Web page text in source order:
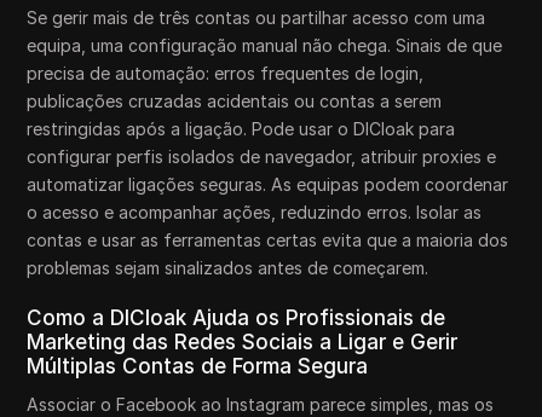
Se gerir mais de três contas ou partilhar acesso com uma
equipa, uma configuração manual não chega. Sinais de que
precisa de automação: erros frequentes de login,
publicações cruzadas acidentais ou contas a serem
restringidas após a ligação. Pode usar o DICloak para
configurar perfis isolados de navegador, atribuir proxies e
automatizar ligações seguras. As equipas podem coordenar
o acesso e acompanhar ações, reduzindo erros. Isolar as
contas e usar as ferramentas certas evita que a maioria dos
problemas sejam sinalizados antes de começarem.
Como a DICloak Ajuda os Profissionais de
Marketing das Redes Sociais a Ligar e Gerir
Múltiplas Contas de Forma Segura
Associar o Facebook ao Instagram parece simples, mas os